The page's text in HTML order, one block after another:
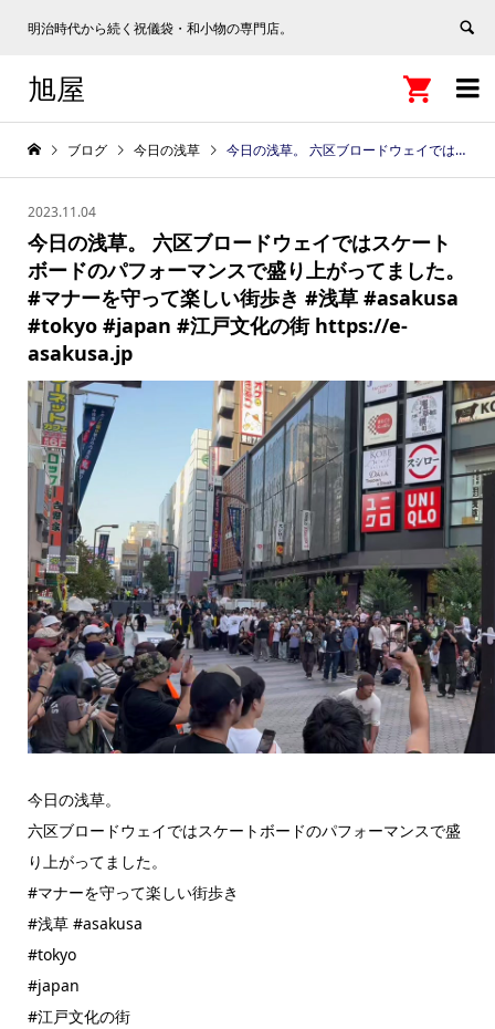
明治時代から続く祝儀袋・和小物の専門店。

旭屋 
ブログ 今日の浅草 今日の浅草。 六区ブロードウェイではスケートボードのパフォーマンスで盛り上がってました。 #マナーを守って楽しい街歩き #浅草 #asakusa #tokyo #japan #江戸文化の街 https://e-asakusa.jp
2023.11.04
今日の浅草。 六区ブロードウェイではスケート
ボードのパフォーマンスで盛り上がってました。
#マナーを守って楽しい街歩き #浅草 #asakusa
#tokyo #japan #江戸文化の街 https://e-
asakusa.jp
今日の浅草。
六区ブロードウェイではスケートボードのパフォーマンスで盛
り上がってました。
#マナーを守って楽しい街歩き
#浅草 #asakusa
#tokyo
#japan
#江戸文化の街